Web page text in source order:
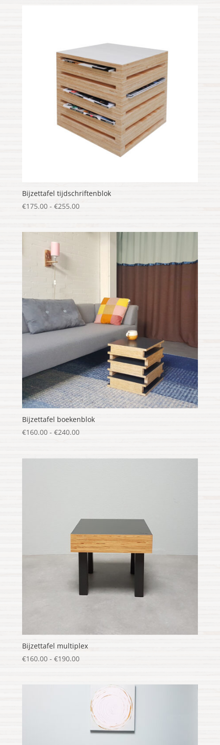
Bijzettafel tijdschriftenblok
€175.00 - €255.00Prijsklasse:
Bijzettafel boekenblok
€160.00 - €240.00Prijsklasse:
Bijzettafel multiplex
€160.00 - €190.00Prijsklasse:
€190.00